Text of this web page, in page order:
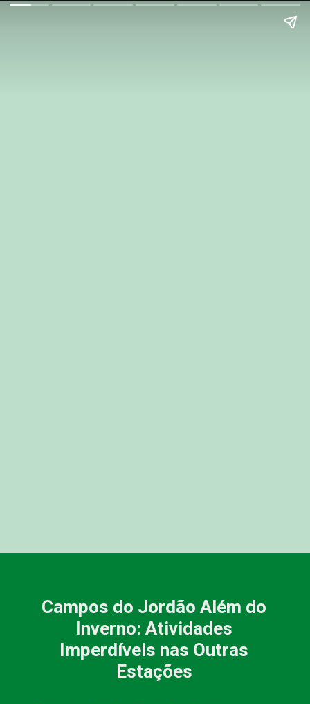
Campos do Jordão Além do
Inverno: Atividades
Imperdíveis nas Outras
Estações